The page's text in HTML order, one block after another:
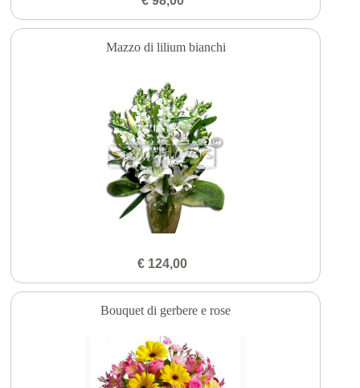
Mazzo di lilium bianchi
€ 124,00
Bouquet di gerbere e rose